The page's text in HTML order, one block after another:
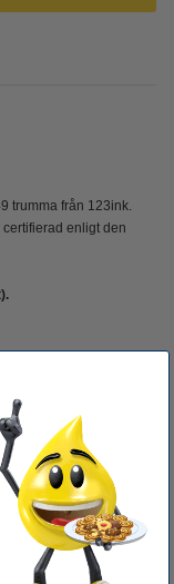
trumma från 123ink.
enligt den